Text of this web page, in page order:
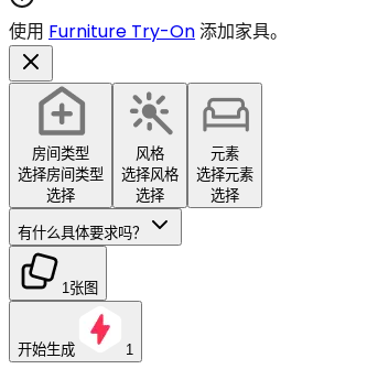
使用 Furniture Try-On添加家具。
房间类型
选择房间类型
选择
风格
选择风格
选择
元素
选择元素
选择
有什么具体要求吗？
1张图
开始生成 1